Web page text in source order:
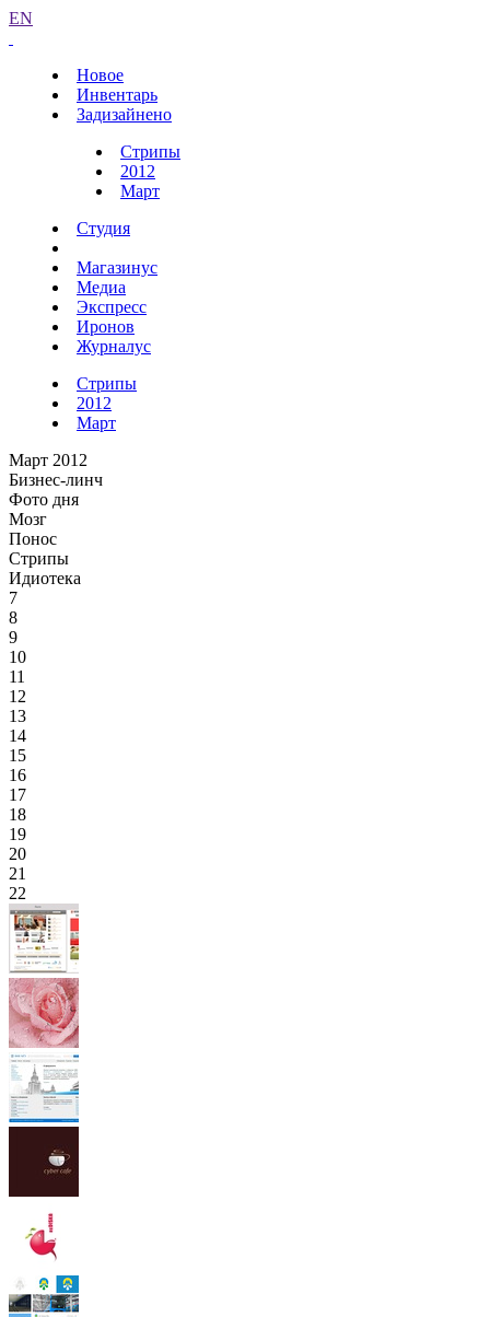
EN
Новое
Инвентарь
Задизайнено
Стрипы
2012
Март
Студия
Магазинус
Медиа
Экспресс
Иронов
Журналус
Стрипы
2012
Март
Март 2012
Бизнес-линч
Фото дня
Мозг
Понос
Стрипы
Идиотека
7
8
9
10
11
12
13
14
15
16
17
18
19
20
21
22